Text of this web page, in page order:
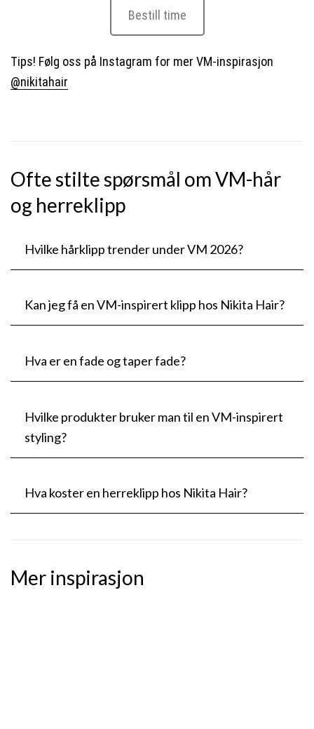
Bestill time
Tips! Følg oss på Instagram for mer VM-inspirasjon
@nikitahair
Ofte stilte spørsmål om VM-hår
og herreklipp
Hvilke hårklipp trender under VM 2026?
Kan jeg få en VM-inspirert klipp hos Nikita Hair?
Hva er en fade og taper fade?
Hvilke produkter bruker man til en VM-inspirert
styling?
Hva koster en herreklipp hos Nikita Hair?
Mer inspirasjon